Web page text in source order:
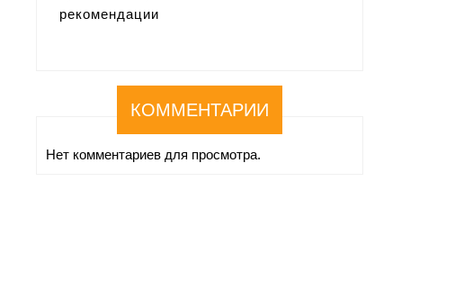
рекомендации
КОММЕНТАРИИ
Нет комментариев для просмотра.